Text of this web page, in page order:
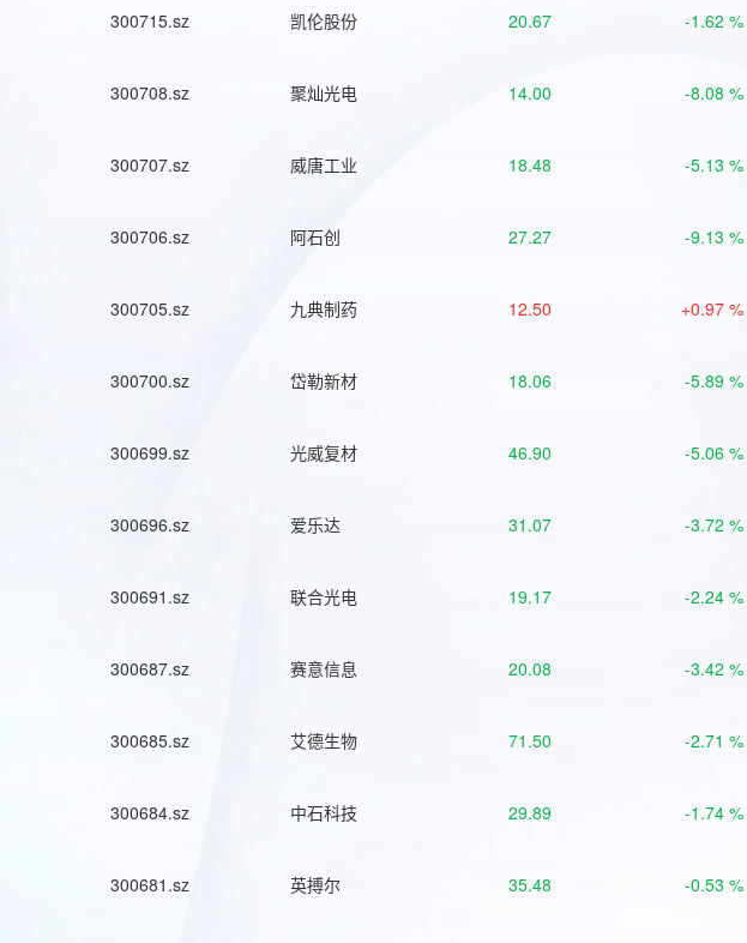
300715.sz 凯伦股份 20.67 -1.62 %
300708.sz 聚灿光电 14.00 -8.08 %
300707.sz 威唐工业 18.48 -5.13 %
300706.sz 阿石创 27.27 -9.13 %
300705.sz 九典制药 12.50 +0.97 %
300700.sz 岱勒新材 18.06 -5.89 %
300699.sz 光威复材 46.90 -5.06 %
300696.sz 爱乐达 31.07 -3.72 %
300691.sz 联合光电 19.17 -2.24 %
300687.sz 赛意信息 20.08 -3.42 %
300685.sz 艾德生物 71.50 -2.71 %
300684.sz 中石科技 29.89 -1.74 %
300681.sz 英搏尔 35.48 -0.53 %